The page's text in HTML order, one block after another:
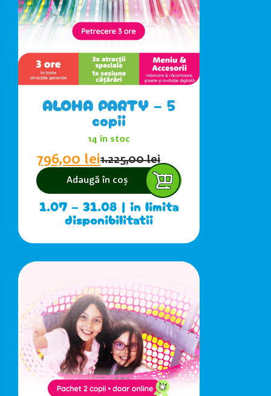
ALOHA PARTY – 5
copii
14 în stoc
1.225,00lei
796,00 lei
Adaugă în coș
1.07 – 31.08 | in limita
disponibilitatii